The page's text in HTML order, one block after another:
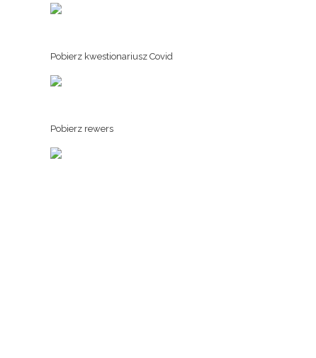
Pobierz kwestionariusz Covid
Pobierz rewers